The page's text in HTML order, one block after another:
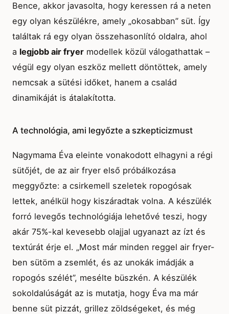
Bence, akkor javasolta, hogy keressen rá a neten
egy olyan készülékre, amely „okosabban” süt. Így
találtak rá egy olyan összehasonlító oldalra, ahol
a legjobb air fryer modellek közül válogathattak –
végül egy olyan eszköz mellett döntöttek, amely
nemcsak a sütési időket, hanem a család
dinamikáját is átalakította.
A technológia, ami legyőzte a szkepticizmust
Nagymama Éva eleinte vonakodott elhagyni a régi
sütőjét, de az air fryer első próbálkozása
meggyőzte: a csirkemell szeletek ropogósak
lettek, anélkül hogy kiszáradtak volna. A készülék
forró levegős technológiája lehetővé teszi, hogy
akár 75%-kal kevesebb olajjal ugyanazt az ízt és
textúrát érje el. „Most már minden reggel air fryer-
ben sütöm a zsemlét, és az unokák imádják a
ropogós szélét”, mesélte büszkén. A készülék
sokoldalúságát az is mutatja, hogy Éva ma már
benne süt pizzát, grillez zöldségeket, és még